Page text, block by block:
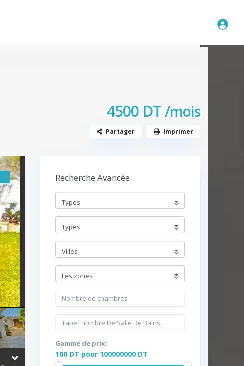
4500 DT/mois
Partager Imprimer
Recherche Avancée
Types
Types
Villes
Les zones
Gamme de prix:
100 DT pour 100000000 DT